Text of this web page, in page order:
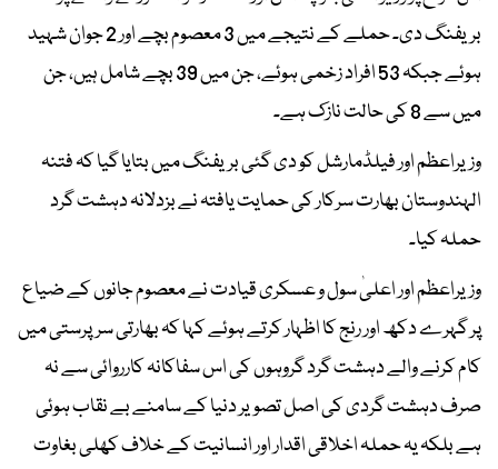
بریفنگ دی۔ حملے کے نتیجے میں 3 معصوم بچے اور 2 جوان شہید
ہوئے جبکہ 53 افراد زخمی ہوئے، جن میں 39 بچے شامل ہیں، جن
میں سے 8 کی حالت نازک ہے۔
وزیراعظم اور فیلڈمارشل کو دی گئی بریفنگ میں بتایا گیا کہ فتنہ
الہندوستان بھارت سرکار کی حمایت یافتہ نے بزدلانہ دہشت گرد
حملہ کیا۔
وزیراعظم اور اعلیٰ سول و عسکری قیادت نے معصوم جانوں کے ضیاع
پر گہرے دکھ اور رنج کا اظہار کرتے ہوئے کہا کہ بھارتی سرپرستی میں
کام کرنے والے دہشت گرد گروہوں کی اس سفاکانہ کارروائی سے نہ
صرف دہشت گردی کی اصل تصویر دنیا کے سامنے بے نقاب ہوئی
ہے بلکہ یہ حملہ اخلاقی اقدار اور انسانیت کے خلاف کھلی بغاوت